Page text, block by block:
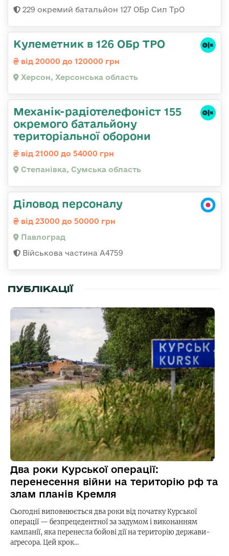
229 окремий батальйон 127 ОБр Сил ТрО
Кулеметник в 126 ОБр ТРО
від 20000 до 120000 грн
Херсон, Херсонська область
Механік-радіотелефоніст 155
окремого батальйону
територіальної оборони
від 21000 до 54000 грн
Степанівка, Сумська область
Діловод персоналу
від 23000 до 50000 грн
Павлоград
Військова частина А4759
ПУБЛІКАЦІЇ
Два роки Курської операції:
перенесення війни на територію рф та
злам планів Кремля
Сьогодні виповнюється два роки від початку Курської
операції — безпрецедентної за задумом і виконанням
кампанії, яка перенесла бойові дії на територію держави-
агресора. Цей крок…